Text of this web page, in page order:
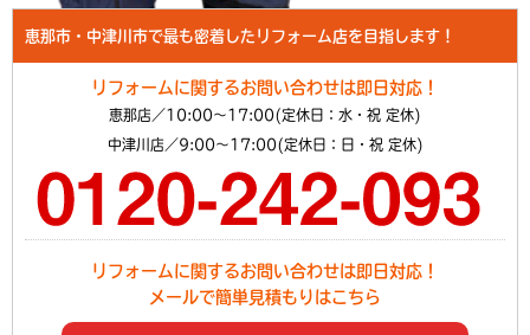
恵那市・中津川市で最も密着したリフォーム店を目指します！
リフォームに関するお問い合わせは即日対応！
恵那店／10:00～17:00(定休日：水・祝 定休)
中津川店／9:00～17:00(定休日：日・祝 定休)
リフォームに関するお問い合わせは即日対応！
メールで簡単見積もりはこちら